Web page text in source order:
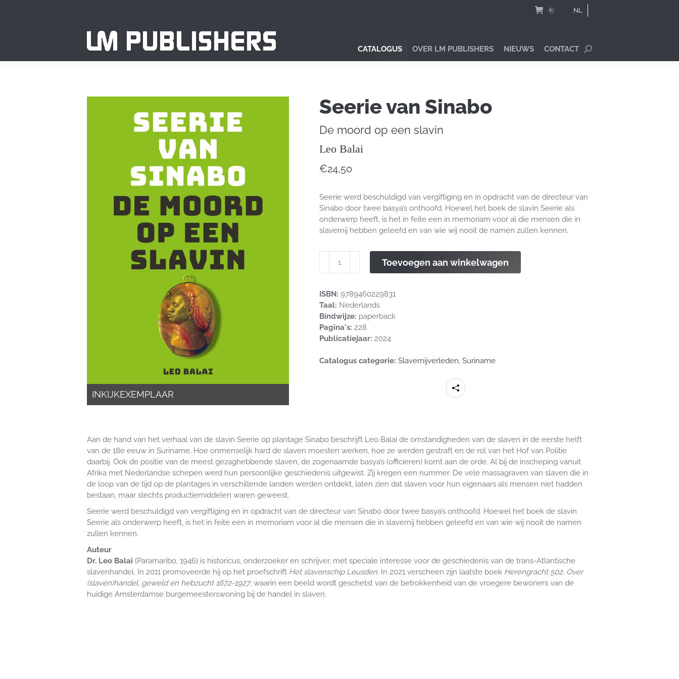
0 NL
CATALOGUS OVER LM PUBLISHERS NIEUWS CONTACT Search:
INKIJKEXEMPLAAR
Seerie van Sinabo
De moord op een slavin
Leo Balai
€24,50
Seerie werd beschuldigd van vergiftiging en in opdracht van de directeur van
Sinabo door twee basya’s onthoofd. Hoewel het boek de slavin Seerie als
onderwerp heeft, is het in feite een in memoriam voor al die mensen die in
slavernij hebben geleefd en van wie wij nooit de namen zullen kennen.
aantal
Toevoegen aan winkelwagen
ISBN: 9789460229831
Taal: Nederlands
Bindwijze: paperback
Pagina's: 228
Publicatiejaar: 2024
Catalogus categorie: Slavernijverleden, Suriname
Aan de hand van het verhaal van de slavin Seerie op plantage Sinabo beschrijft Leo Balai de omstandigheden van de slaven in de eerste helft
van de 18e eeuw in Suriname. Hoe onmenselijk hard de slaven moesten werken, hoe ze werden gestraft en de rol van het Hof van Politie
daarbij. Ook de positie van de meest gezaghebbende slaven, de zogenaamde basya’s (officieren) komt aan de orde. Al bij de inscheping vanuit
Afrika met Nederlandse schepen werd hun persoonlijke geschiedenis uitgewist. Zij kregen een nummer. De vele massagraven van slaven die in
de loop van de tijd op de plantages in verschillende landen werden ontdekt, laten zien dat slaven voor hun eigenaars als mensen niet hadden
bestaan, maar slechts productiemiddelen waren geweest.
Seerie werd beschuldigd van vergiftiging en in opdracht van de directeur van Sinabo door twee basya’s onthoofd. Hoewel het boek de slavin
Seerie als onderwerp heeft, is het in feite een in memoriam voor al die mensen die in slavernij hebben geleefd en van wie wij nooit de namen
zullen kennen.
Auteur
Dr. Leo Balai (Paramaribo, 1946) is historicus, onderzoeker en schrijver, met speciale interesse voor de geschiedenis van de trans-Atlantische
slavenhandel. In 2011 promoveerde hij op het proefschrift Het slavenschip Leusden. In 2021 verscheen zijn laatste boek Herengracht 502. Over
(slaven)handel, geweld en hebzucht 1672-1927, waarin een beeld wordt geschetst van de betrokkenheid van de vroegere bewoners van de
huidige Amsterdamse burgemeesterswoning bij de handel in slaven.